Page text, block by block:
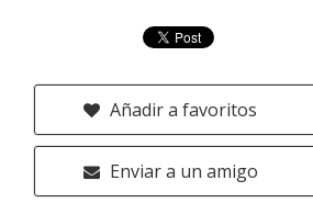
Añadir a favoritos
Enviar a un amigo